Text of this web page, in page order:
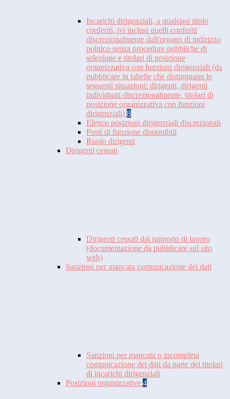
Incarichi dirigenziali, a qualsiasi titolo
conferiti, ivi inclusi quelli conferiti
discrezionalmente dall'organo di indirizzo
politico senza procedure pubbliche di
selezione e titolari di posizione
organizzativa con funzioni dirigenziali (da
pubblicare in tabelle che distinguano le
seguenti situazioni: dirigenti, dirigenti
individuati discrezionalmente, titolari di
posizione organizzativa con funzioni
dirigenziali) 8
Elenco posizioni dirigenziali discrezionali
Posti di funzione disponibili
Ruolo dirigenti
Dirigenti cessati
Dirigenti cessati dal rapporto di lavoro
(documentazione da pubblicare sul sito
web)
Sanzioni per mancata comunicazione dei dati
Sanzioni per mancata o incompleta
comunicazione dei dati da parte dei titolari
di incarichi dirigenziali
Posizioni organizzative 4